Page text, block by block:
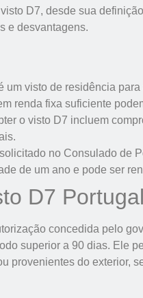
D7, desde sua
e desvantagens.
um visto de residência
renda fixa suficiente
o visto D7 incluem
no Consulado de
de um ano e pode ser
D7
concedida pelo
superior a 90 dias. Ele
provenientes do exterior,